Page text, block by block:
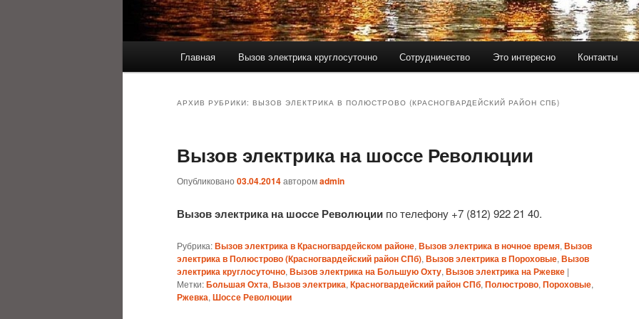
Главная Вызов электрика круглосуточно Сотрудничество Это интересно Контакты
АРХИВ РУБРИКИ: ВЫЗОВ ЭЛЕКТРИКА В ПОЛЮСТРОВО (КРАСНОГВАРДЕЙСКИЙ РАЙОН СПБ)
Вызов электрика на шоссе Революции
Опубликовано 03.04.2014авторомadmin
Вызов электрика на шоссе Революции по телефону +7 (812) 922 21 40.
Рубрика:Вызов электрика в Красногвардейском районе, Вызов электрика в ночное время, Вызов
электрика в Полюстрово (Красногвардейский район СПб), Вызов электрика в Пороховые, Вызов
электрика круглосуточно, Вызов электрика на Большую Охту, Вызов электрика на Ржевке |
Метки:Большая Охта, Вызов электрика, Красногвардейский район СПб, Полюстрово, Пороховые,
Ржевка, Шоссе Революции